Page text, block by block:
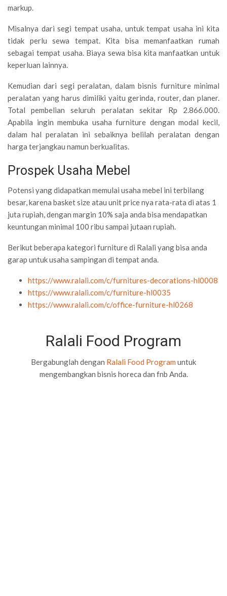
markup.
Misalnya dari segi tempat usaha, untuk tempat usaha ini kita
tidak perlu sewa tempat. Kita bisa memanfaatkan rumah
sebagai tempat usaha. Biaya sewa bisa kita manfaatkan untuk
keperluan lainnya.
Kemudian dari segi peralatan, dalam bisnis furniture minimal
peralatan yang harus dimiliki yaitu gerinda, router, dan planer.
Total pembelian seluruh peralatan sekitar Rp 2.866.000.
Apabila ingin membuka usaha furniture dengan modal kecil,
dalam hal peralatan ini sebaiknya belilah peralatan dengan
harga terjangkau namun berkualitas.
Prospek Usaha Mebel
Potensi yang didapatkan memulai usaha mebel ini terbilang
besar, karena basket size atau unit price nya rata-rata di atas 1
juta rupiah, dengan margin 10% saja anda bisa mendapatkan
keuntungan minimal 100 ribu sampai jutaan rupiah.
Berikut beberapa kategori furniture di Ralali yang bisa anda
garap untuk usaha sampingan di tempat anda.
https://www.ralali.com/c/furnitures-decorations-hl0008
https://www.ralali.com/c/furniture-hl0035
https://www.ralali.com/c/office-furniture-hl0268
Ralali Food Program
Bergabunglah dengan Ralali Food Program untuk
mengembangkan bisnis horeca dan fnb Anda.